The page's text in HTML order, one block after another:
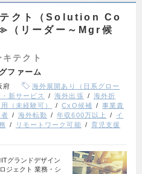
テクト（Solution Co
リーダー～Mgr候
テクト
ファーム
府
海外展開あり（日系グロー
新サービス 海外出張
海外折
（未経験可） CxO候補
事業責
海外転勤 年収600万以上
イ
リモートワーク可能
育児支援
グランドデザイン
ジェクト 業務・シ